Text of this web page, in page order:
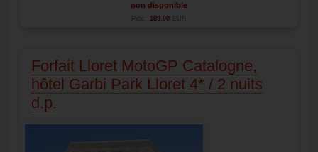
non disponible
Prix: 189.00 EUR
Forfait Lloret MotoGP Catalogne,
hôtel Garbi Park Lloret 4* / 2 nuits
d.p.